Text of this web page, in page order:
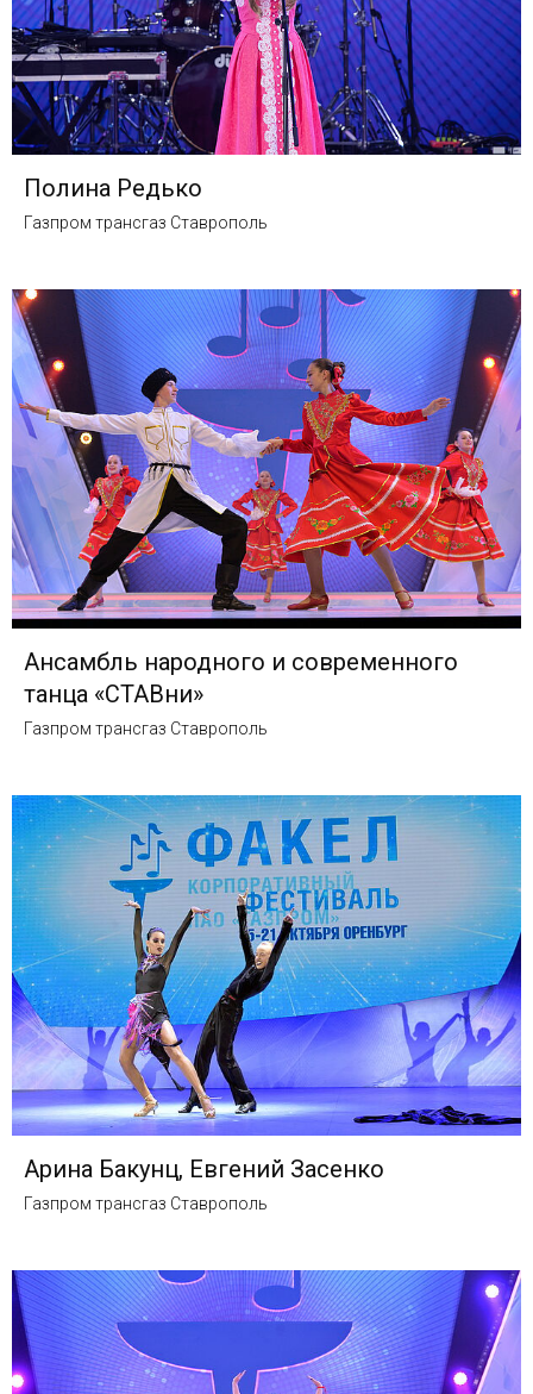
Полина Редько
Газпром трансгаз Ставрополь
Ансамбль народного и современного
танца «СТАВни»
Газпром трансгаз Ставрополь
Арина Бакунц, Евгений Засенко
Газпром трансгаз Ставрополь